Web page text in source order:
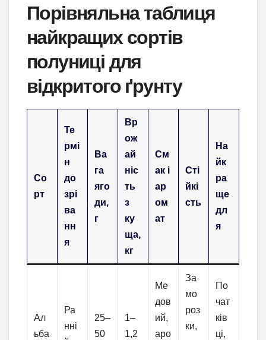
Порівняльна таблиця
найкращих сортів
полуниці для
відкритого ґрунту
Со
рт
Те
рмі
н
до
зрі
ва
нн
я
Ва
га
яго
ди,
г
Вр
ож
ай
ніс
ть
з
ку
ща,
кг
См
ак і
ар
ом
ат
Сті
йкі
сть
На
йк
ра
ще
дл
я
Ал
ьба
Ра
нні
25–
50
1–
1,2
Ме
дов
ий,
аро
За
мо
роз
ки,
По
чат
ків
ці,